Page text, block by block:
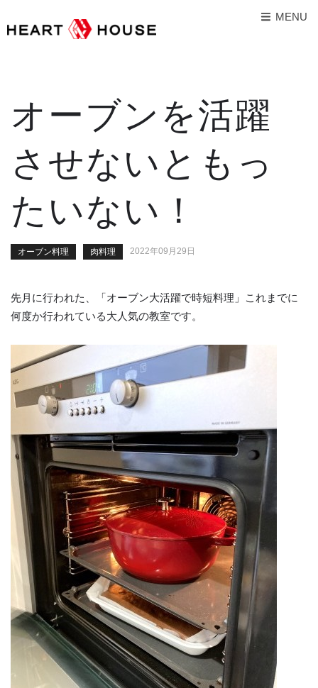
MENU
オーブンを活躍
させないともっ
たいない！
オーブン料理 肉料理 2022年09月29日
先月に行われた、「オーブン大活躍で時短料理」これまでに
何度か行われている大人気の教室です。